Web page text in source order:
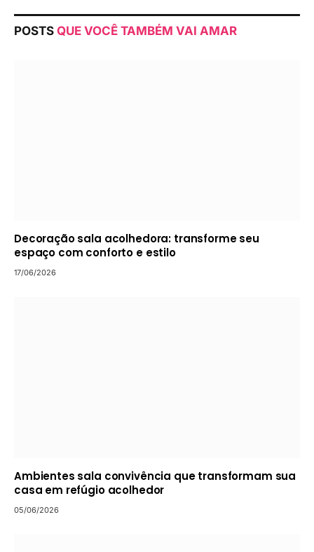
POSTS QUE VOCÊ TAMBÉM VAI AMAR
Decoração sala acolhedora: transforme seu
espaço com conforto e estilo
17/06/2026
Ambientes sala convivência que transformam sua
casa em refúgio acolhedor
05/06/2026